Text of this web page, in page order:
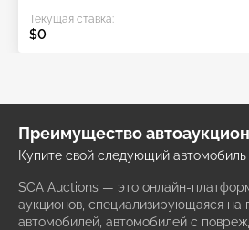
Текущая ставка:
$0
Преимущество
Купите свой следующий автомобиль
SCA Auctions — это онлайн-
аукционов, специализирующаяся на
автомобилей, автомобилей с